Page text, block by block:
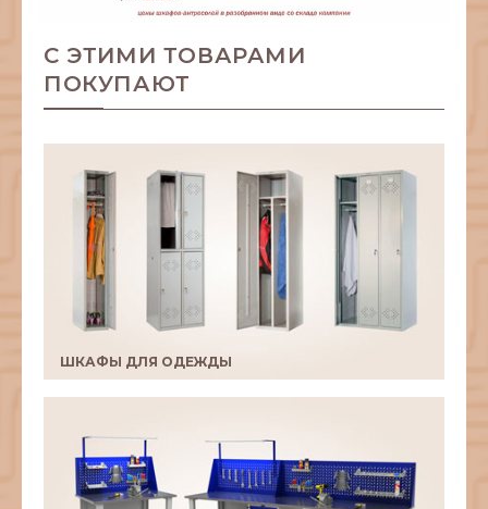
С ЭТИМИ ТОВАРАМИ
ПОКУПАЮТ
ШКАФЫ ДЛЯ ОДЕЖДЫ